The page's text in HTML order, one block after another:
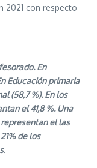
2021 con respecto
En
Educación primaria
(58,7 %). En los
el 41,8 %. Una
el las
de los
.